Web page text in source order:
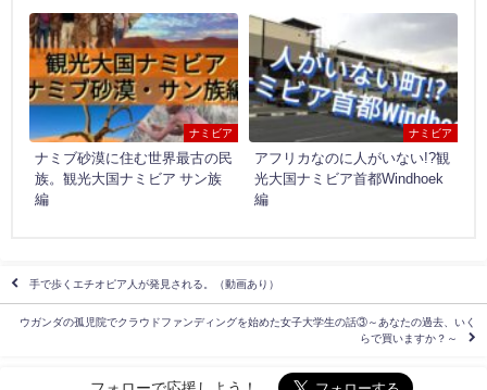
ナミビア
ナミブ砂漠に住む世界最古の民
族。観光大国ナミビア サン族
編
ナミビア
アフリカなのに人がいない!?観
光大国ナミビア首都Windhoek
編
手で歩くエチオピア人が発見される。（動画あり）
ウガンダの孤児院でクラウドファンディングを始めた女子大学生の話③～あなたの過去、いく
らで買いますか？～